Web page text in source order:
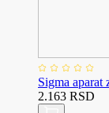
Sigma aparat
2.163 RSD